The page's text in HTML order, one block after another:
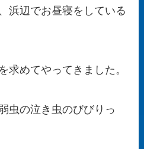
浜辺でお昼寝をしている
求めてやってきました。
虫の泣き虫のびびりっ